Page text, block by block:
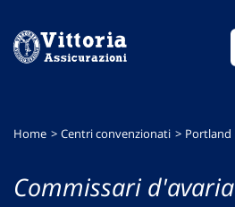
menu
contenuto
footer
Home Centri convenzionati Portland
Commissari d'avaria